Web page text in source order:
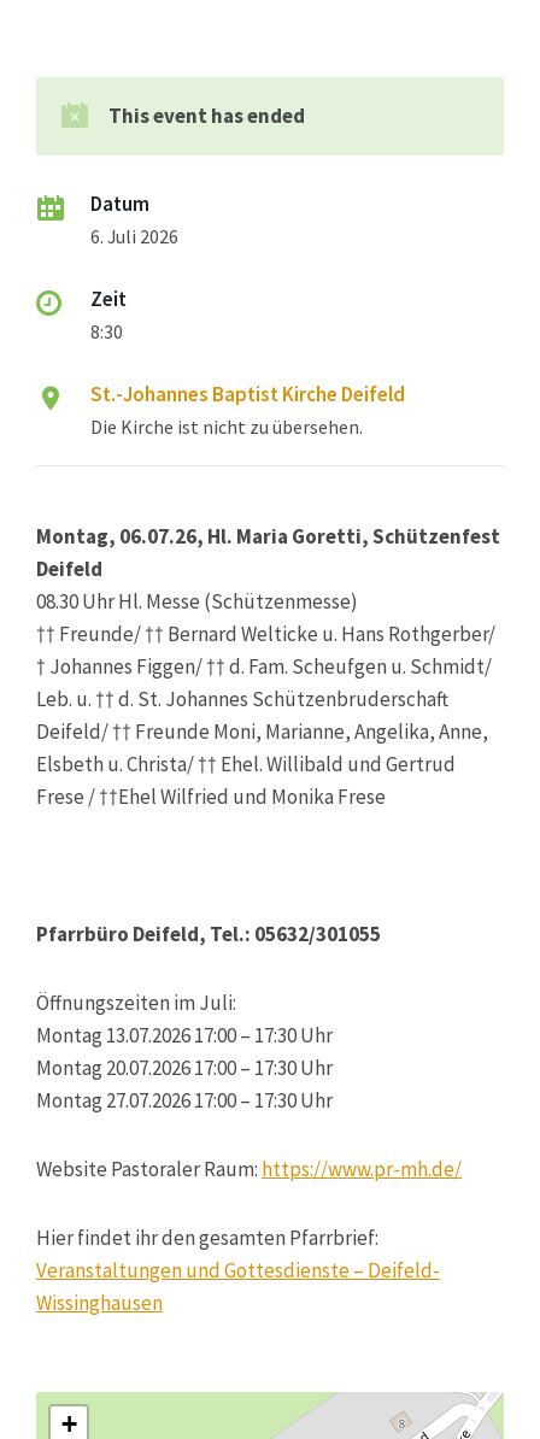
This event has ended
Datum
6. Juli 2026
Zeit
8:30
St.-Johannes Baptist Kirche Deifeld
Die Kirche ist nicht zu übersehen.
Montag, 06.07.26, Hl. Maria Goretti, Schützenfest
Deifeld
08.30 Uhr Hl. Messe (Schützenmesse)
†† Freunde/ †† Bernard Welticke u. Hans Rothgerber/
† Johannes Figgen/ †† d. Fam. Scheufgen u. Schmidt/
Leb. u. †† d. St. Johannes Schützenbruderschaft
Deifeld/ †† Freunde Moni, Marianne, Angelika, Anne,
Elsbeth u. Christa/ †† Ehel. Willibald und Gertrud
Frese / ††Ehel Wilfried und Monika Frese
Pfarrbüro Deifeld, Tel.: 05632/301055
Öffnungszeiten im Juli:
Montag 13.07.2026 17:00 – 17:30 Uhr
Montag 20.07.2026 17:00 – 17:30 Uhr
Montag 27.07.2026 17:00 – 17:30 Uhr
Website Pastoraler Raum: https://www.pr-mh.de/
Hier findet ihr den gesamten Pfarrbrief:
Veranstaltungen und Gottesdienste – Deifeld-
Wissinghausen
+